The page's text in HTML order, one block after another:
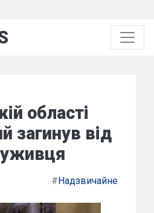
області
загинув від
#Надзвичайне